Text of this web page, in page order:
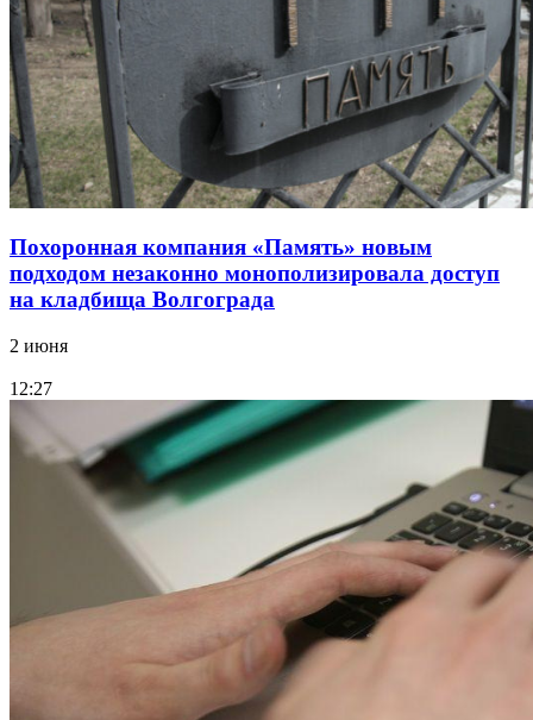
Похоронная компания «Память» новым
подходом незаконно монополизировала доступ
на кладбища Волгограда
2 июня
12:27